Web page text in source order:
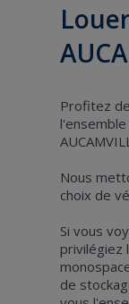
Profitez
Nous
choix de
Si vous
privilégiez
de